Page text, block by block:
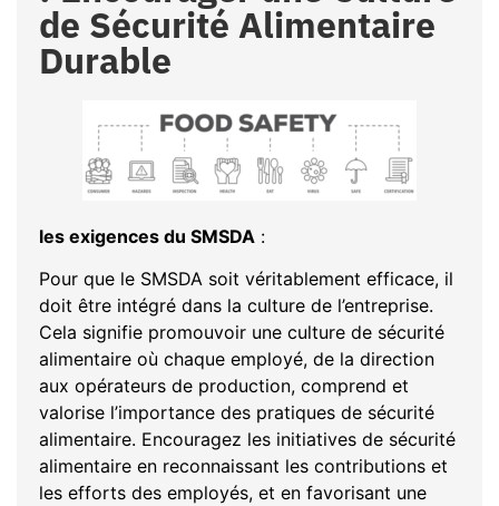
de Sécurité Alimentaire
Durable
les exigences du SMSDA :
Pour que le SMSDA soit véritablement efficace, il
doit être intégré dans la culture de l’entreprise.
Cela signifie promouvoir une culture de sécurité
alimentaire où chaque employé, de la direction
aux opérateurs de production, comprend et
valorise l’importance des pratiques de sécurité
alimentaire. Encouragez les initiatives de sécurité
alimentaire en reconnaissant les contributions et
les efforts des employés, et en favorisant une